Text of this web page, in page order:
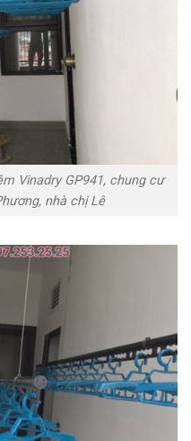
Vinadry GP941, chung cư
nhà chị Lê